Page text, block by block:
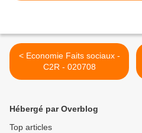
< Economie Faits sociaux -
C2R - 020708
Hébergé par Overblog
Top articles